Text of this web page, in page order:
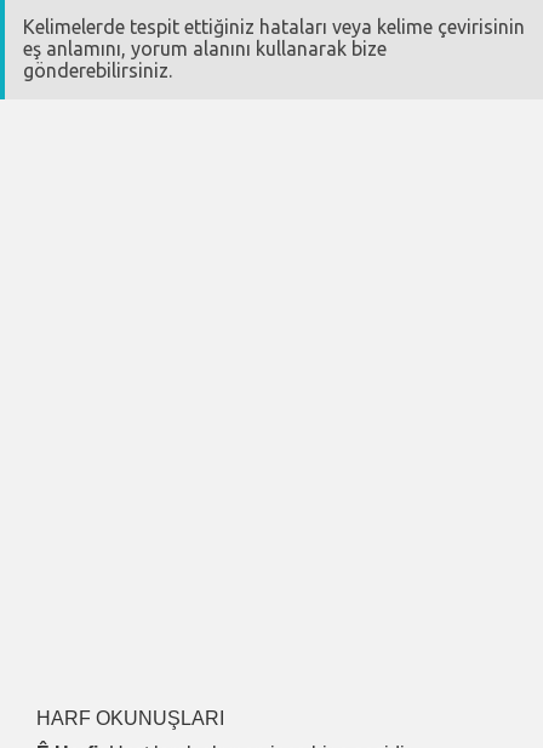
Kelimelerde tespit ettiğiniz hataları veya kelime çevirisinin
eş anlamını, yorum alanını kullanarak bize
gönderebilirsiniz.
HARF OKUNUŞLARI